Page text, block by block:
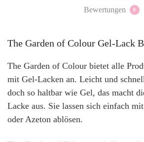
Bewertungen
0
The Garden of Colour Gel-Lack
The Garden of Colour bietet alle
mit Gel-Lacken an. Leicht und
doch so haltbar wie Gel, das macht
Lacke aus. Sie lassen sich einfach
oder Azeton ablösen.